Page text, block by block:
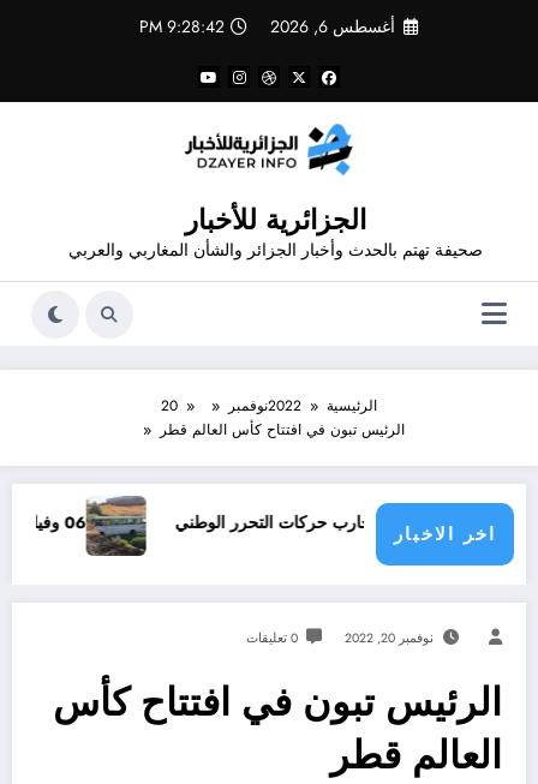
أغسطس 6, 2026 9:28:42 PM
الجزائرية للأخبار
صحيفة تهتم بالحدث وأخبار الجزائر والشأن المغاربي والعربي
الرئيسية 2022نوفمبر
20
الرئيس تبون في افتتاح كأس العالم قطر
اخر الاخبار
لا يبدع حتى في تجارب حركات التحرر الوطني 06 وفيات و إصابة 25 جريح في حادث مرور بقسنطينة
نوفمبر 20, 2022 0 تعليقات
الرئيس تبون في افتتاح كأس
العالم قطر